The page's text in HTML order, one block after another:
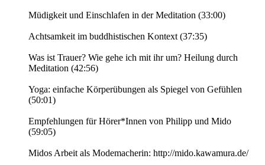
Müdigkeit und Einschlafen in der Meditation (33:00)
Achtsamkeit im buddhistischen Kontext (37:35)
Was ist Trauer? Wie gehe ich mit ihr um? Heilung durch
Meditation (42:56)
Yoga: einfache Körperübungen als Spiegel von Gefühlen
(50:01)
Empfehlungen für Hörer*Innen von Philipp und Mido
(59:05)
Midos Arbeit als Modemacherin: http://mido.kawamura.de/